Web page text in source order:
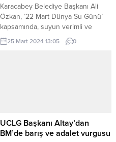
Karacabey Belediye Başkanı Ali
Özkan, ’22 Mart Dünya Su Günü’
kapsamında, suyun verimli ve
tasarruflu kullanılmasına yönelik
öğrencilerle gerçekleştirilen
(İGFA) – Tatlı su kaynaklarının
önemine dikkat çekmek ve bu
kaynakların sürdürülebilir...
25 Mart 2024 13:05 0
UCLG Başkanı Altay’dan
BM’de barış ve adalet vurgusu